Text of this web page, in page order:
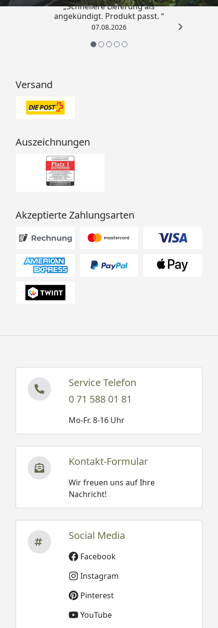
„Schnellere Lieferung als
angekündigt. Produkt passt. “
07.08.2026
Versand
Auszeichnungen
Akzeptierte Zahlungsarten
Service Telefon
0 71 588 01 81
Mo-Fr. 8-16 Uhr
Kontakt-Formular
Wir freuen uns auf Ihre
Nachricht!
Social Media
Facebook
Instagram
Pinterest
YouTube